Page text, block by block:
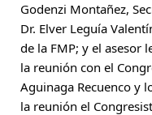
Godenzi Montañez,
Dr. Elver Leguía
de la FMP; y el asesor
la reunión con el
Aguinaga Recuenco y
la reunión el